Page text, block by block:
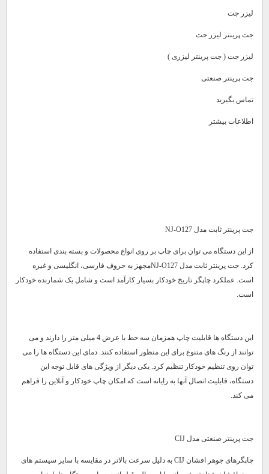
لیزر جت
جت پرینتر لیزر جت
لیزر جت ( جت پرینتر لیزری )
جت پرینتر صنعتی
تماس بگیرید
اطلاعات بیشتر
جت پرینتر ثابت مدل NJ-O127
از این دستگاه می توان برای چاپ بر روی انواع محصولات و بسته بندی استفاده
کرد. جت پرینتر ثابت مدل NJ-O127مجهز به حروف فارسی، انگلیسی و غیره
است. عملکرد چاپگر تاریخ خودکار بسیار کارآمد است و شامل یک شمارنده خودکار
است.
این دستگاه ها قابلیت چاپ همزمان سه خط با عرض 4 میلی متر را دارند و می
توانند از رنگ های متنوع برای این منظور استفاده کنند. دمای این دستگاه ها را می
توان روی تنظیم خودکار تنظیم کرد. یکی دیگر از ویژگی های قابل توجه این
دستگاه، قابلیت اتصال آنها به رایانه است که امکان چاپ خودکار و آنلاین را فراهم
می کند.
جت پرینتر صنعتی مدل CIJ
چاپگرهای جوهر افشان CIJ به دلیل سرعت بالاتر در مقایسه با سایر سیستم های